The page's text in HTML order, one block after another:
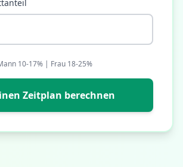
10-17% | Frau 18-25%
Zeitplan berechnen